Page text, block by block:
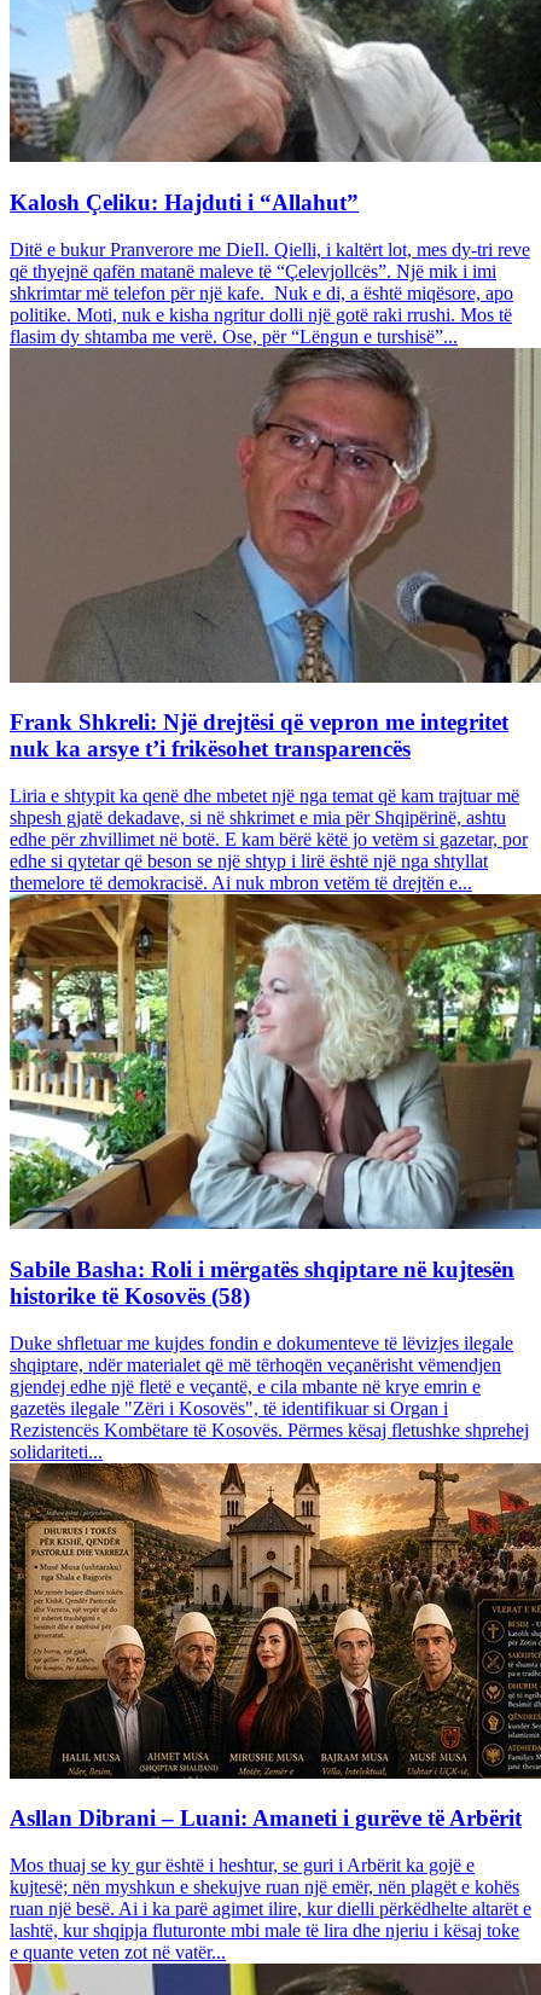
Kalosh Çeliku: Hajduti i “Allahut”
Ditë e bukur Pranverore me DieIl. Qielli, i kaltërt lot, mes dy-tri reve
që thyejnë qafën matanë maleve të “Çelevjollcës”. Një mik i imi
shkrimtar më telefon për një kafe. Nuk e di, a është miqësore, apo
politike. Moti, nuk e kisha ngritur dolli një gotë raki rrushi. Mos të
flasim dy shtamba me verë. Ose, për “Lëngun e turshisë”...
Frank Shkreli: Një drejtësi që vepron me integritet
nuk ka arsye t’i frikësohet transparencës
Liria e shtypit ka qenë dhe mbetet një nga temat që kam trajtuar më
shpesh gjatë dekadave, si në shkrimet e mia për Shqipërinë, ashtu
edhe për zhvillimet në botë. E kam bërë këtë jo vetëm si gazetar, por
edhe si qytetar që beson se një shtyp i lirë është një nga shtyllat
themelore të demokracisë. Ai nuk mbron vetëm të drejtën e...
Sabile Basha: Roli i mërgatës shqiptare në kujtesën
historike të Kosovës (58)
Duke shfletuar me kujdes fondin e dokumenteve të lëvizjes ilegale
shqiptare, ndër materialet që më tërhoqën veçanërisht vëmendjen
gjendej edhe një fletë e veçantë, e cila mbante në krye emrin e
gazetës ilegale "Zëri i Kosovës", të identifikuar si Organ i
Rezistencës Kombëtare të Kosovës. Përmes kësaj fletushke shprehej
solidariteti...
Asllan Dibrani – Luani: Amaneti i gurëve të Arbërit
Mos thuaj se ky gur është i heshtur, se guri i Arbërit ka gojë e
kujtesë; nën myshkun e shekujve ruan një emër, nën plagët e kohës
ruan një besë. Ai i ka parë agimet ilire, kur dielli përkëdhelte altarët e
lashtë, kur shqipja fluturonte mbi male të lira dhe njeriu i kësaj toke
e quante veten zot në vatër...